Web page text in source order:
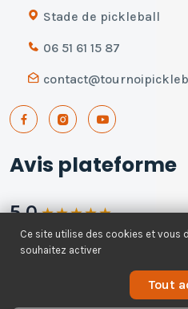
Stade de pickleball
06 51 61 15 87
Avis plateforme
5.0★★★★★
Ce site utilise des cookies et vous
souhaitez activer
Tout